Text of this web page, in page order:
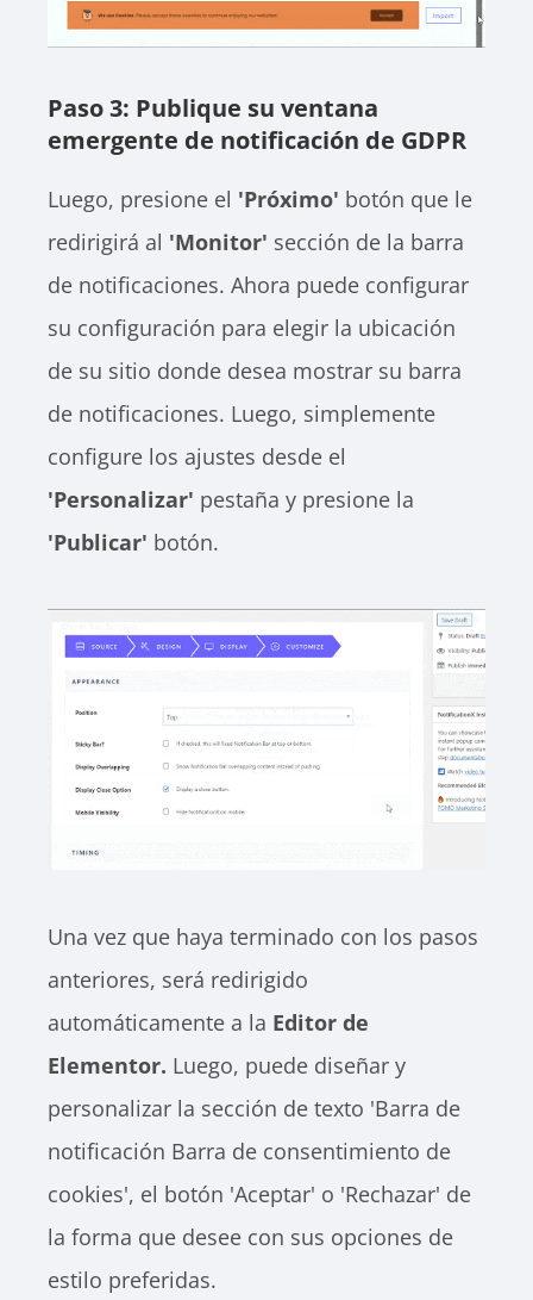
Paso 3: Publique su ventana
emergente de notificación de GDPR
Luego, presione el 'Próximo' botón que le
redirigirá al 'Monitor' sección de la barra
de notificaciones. Ahora puede configurar
su configuración para elegir la ubicación
de su sitio donde desea mostrar su barra
de notificaciones. Luego, simplemente
configure los ajustes desde el
'Personalizar' pestaña y presione la
'Publicar' botón.
Una vez que haya terminado con los pasos
anteriores, será redirigido
automáticamente a la Editor de
Elementor. Luego, puede diseñar y
personalizar la sección de texto 'Barra de
notificación Barra de consentimiento de
cookies', el botón 'Aceptar' o 'Rechazar' de
la forma que desee con sus opciones de
estilo preferidas.